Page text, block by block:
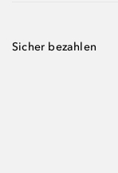
Sicher bezahlen